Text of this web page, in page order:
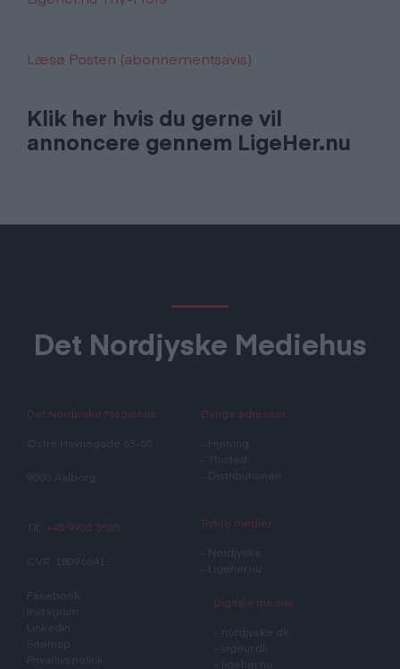
Læsø Posten (abonnementsavis)
Klik her hvis du gerne vil
annoncere gennem LigeHer.nu
Det Nordjyske Mediehus
Det Nordjyske Mediehus
Østre Havnegade 63-65
Tlf.: +45 9935 3535
CVR: 18096641
Facebook
Instagram
LinkedIn
Sitemap
Privatlivspolitik
Øvrige adresser
–
– Thisted
–
Distributionen
Trykte medier
–
Nordjyske
–
Digitale medier
–
nordjyske.dk
–
vigeur.dk
–